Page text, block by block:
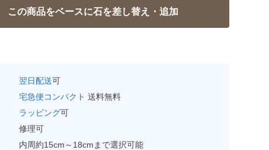
翌日配送可
宅急便コンパクト 送料無料
ラッピング可
修理可
内周約15cm～18cmまで選択可能